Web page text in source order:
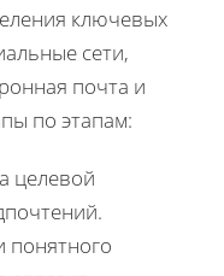
ключевых
сети,
почта и
по этапам:
целевой
понятного